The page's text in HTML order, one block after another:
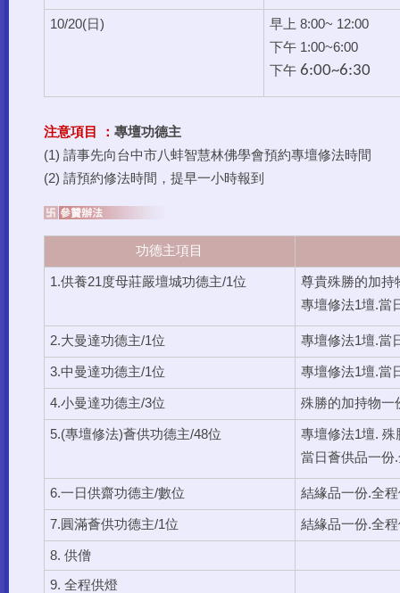
10/20(日)
早上 8:00~ 12:00
下午 1:00~6:00
下午 6:00~6:30
注意項目 ： 專壇功德主
(1) 請事先向台中市八蚌智慧林佛學會預約專壇修法時間
(2) 請預約修法時間，提早一小時報到
功德主項目
1.供養21度母莊嚴壇城功德主/1位
尊貴殊勝的加持
專壇修法1壇.當
2.大曼達功德主/1位 專壇修法1壇.當
3.中曼達功德主/1位 專壇修法1壇.當
4.小曼達功德主/3位 殊勝的加持物一
5.(專壇修法)薈供功德主/48位
專壇修法1壇. 殊
當日薈供品一份
6.一日供齋功德主/數位 結緣品一份.全
7.圓滿薈供功德主/1位 結緣品一份.全
8. 供僧
9. 全程供燈